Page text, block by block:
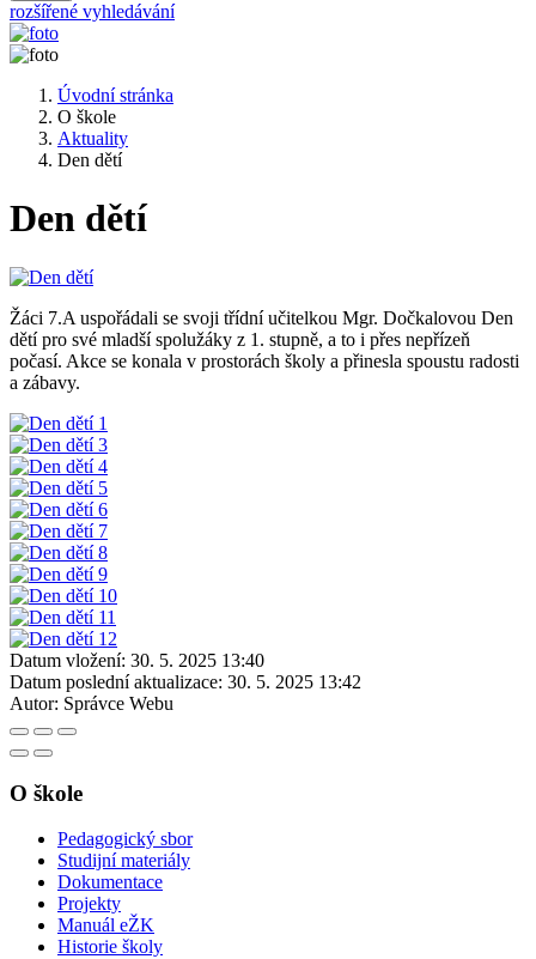
rozšířené vyhledávání
Úvodní stránka
O škole
Aktuality
Den dětí
Den dětí
Žáci 7.A uspořádali se svoji třídní učitelkou Mgr. Dočkalovou Den
dětí pro své mladší spolužáky z 1. stupně, a to i přes nepřízeň
počasí. Akce se konala v prostorách školy a přinesla spoustu radosti
a zábavy.
Datum vložení: 30. 5. 2025 13:40
Datum poslední aktualizace: 30. 5. 2025 13:42
Autor: Správce Webu
O škole
Pedagogický sbor
Studijní materiály
Dokumentace
Projekty
Manuál eŽK
Historie školy